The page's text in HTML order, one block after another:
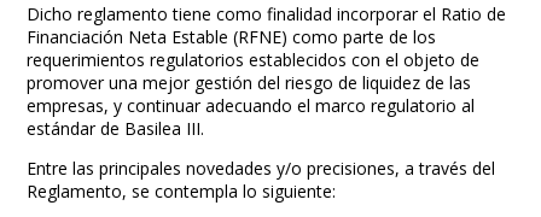
Dicho reglamento tiene como finalidad incorporar el Ratio de
Financiación Neta Estable (RFNE) como parte de los
requerimientos regulatorios establecidos con el objeto de
promover una mejor gestión del riesgo de liquidez de las
empresas, y continuar adecuando el marco regulatorio al
estándar de Basilea III.
Entre las principales novedades y/o precisiones, a través del
Reglamento, se contempla lo siguiente: